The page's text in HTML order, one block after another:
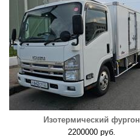
Изотермический фургон
2200000 руб.